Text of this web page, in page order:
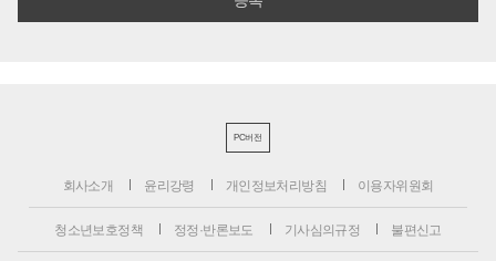
PC버전
회사소개 윤리강령 개인정보처리방침 이용자위원회
청소년보호정책 정정·반론보도 기사심의규정 불편신고